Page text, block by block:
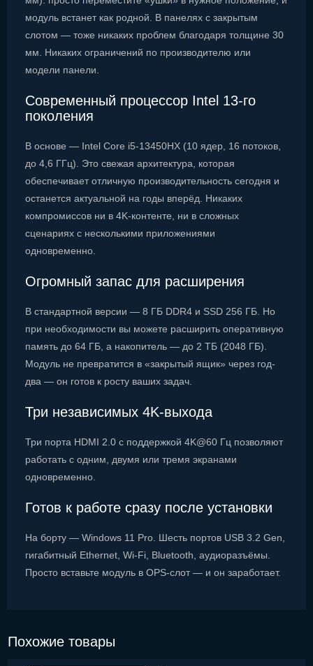
модуль встанет как родной. В панелях с закрытым
слотом — тоже никаких проблем благодаря толщине 30
мм. Никаких ограничений по производителю или
модели панели.
Современный процессор Intel 13-го
поколения
В основе — Intel Core i5-13450HX (10 ядер, 16 потоков,
до 4,6 ГГц). Это свежая архитектура, которая
обеспечивает отличную производительность сегодня и
останется актуальной на годы вперёд. Никаких
компромиссов ни в 4K-контенте, ни в сложных
сценариях с несколькими приложениями
одновременно.
Огромный запас для расширения
В стандартной версии — 8 ГБ DDR4 и SSD 256 ГБ. Но
при необходимости вы можете расширить оперативную
память до 64 ГБ, а накопитель — до 2 ТБ (2048 ГБ).
Модуль не превратится в «закрытый ящик» через год-
два — он готов к росту ваших задач.
Три независимых 4K-выхода
Три порта HDMI 2.0 с поддержкой 4K@60 Гц позволяют
работать с одним, двумя или тремя экранами
одновременно.
Готов к работе сразу после установки
На борту — Windows 11 Pro. Шесть портов USB 3.2 Gen,
гигабитный Ethernet, Wi-Fi, Bluetooth, аудиоразъёмы.
Просто вставьте модуль в OPS-слот — и он заработает.
Похожие товары